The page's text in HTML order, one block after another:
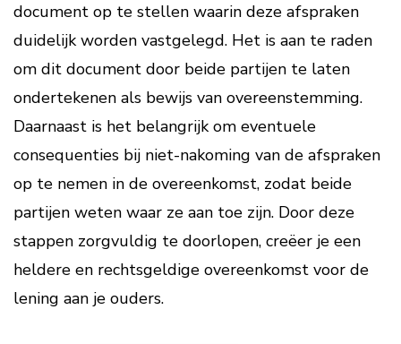
document op te stellen waarin deze afspraken
duidelijk worden vastgelegd. Het is aan te raden
om dit document door beide partijen te laten
ondertekenen als bewijs van overeenstemming.
Daarnaast is het belangrijk om eventuele
consequenties bij niet-nakoming van de afspraken
op te nemen in de overeenkomst, zodat beide
partijen weten waar ze aan toe zijn. Door deze
stappen zorgvuldig te doorlopen, creëer je een
heldere en rechtsgeldige overeenkomst voor de
lening aan je ouders.